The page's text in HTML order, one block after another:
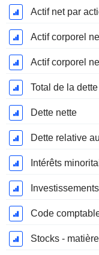
Actif net par
Actif corporel
Actif corporel
Total de la dette
Dette nette
Dette relative
Code
Stocks -